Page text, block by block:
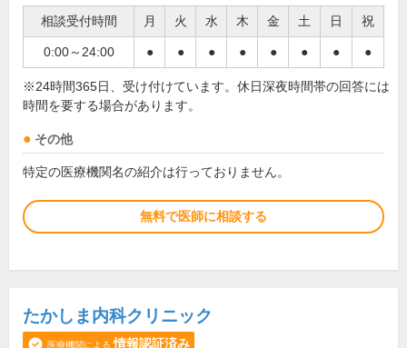
相談受付時間 月 火 水 木 金 土 日 祝
0:00～24:00 ● ● ● ● ● ● ● ●
※24時間365日、受け付けています。休日深夜時間帯の回答には
時間を要する場合があります。
その他
特定の医療機関名の紹介は行っておりません。
無料で医師に相談する
たかしま内科クリニック
医療機関による 情報認証済み